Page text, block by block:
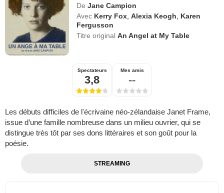
De Jane Campion
Avec Kerry Fox ,Alexia Keogh
Karen
Fergusson
Titre originalAn Angel at My Table
Spectateurs
3,8
Mes amis
--
Les débuts difficiles de l'écrivaine néo-zélandaise Janet Frame,
issue d’une famille nombreuse dans un milieu ouvrier, qui se
distingue très tôt par ses dons littéraires et son goût pour la
poésie.
STREAMING